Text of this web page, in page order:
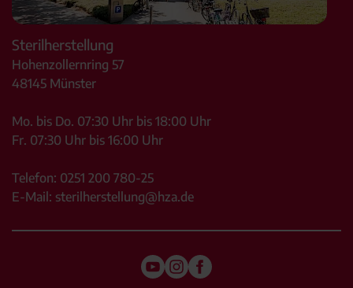
Sterilherstellung
Hohenzollernring 57
48145 Münster
Mo. bis Do. 07:30 Uhr bis 18:00 Uhr
Fr. 07:30 Uhr bis 16:00 Uhr
Telefon: 0251 200 780-25
E-Mail: sterilherstellung@hza.de